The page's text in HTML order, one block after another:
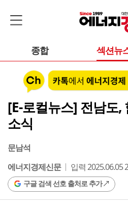
종합 섹션뉴
[E-로컬뉴스] 전남도,
소식
문남석
에너지경제신문
입력 2025.06.05
구글 검색 선호 출처로 추가